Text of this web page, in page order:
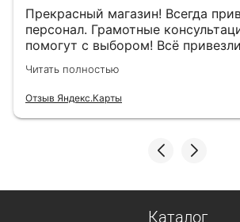
Прекрасный магазин! Всегда
персонал. Грамотные
помогут с выбором! Всё
назначенный день!
Читать полностью
Отзыв Яндекс.Карты
Каталог